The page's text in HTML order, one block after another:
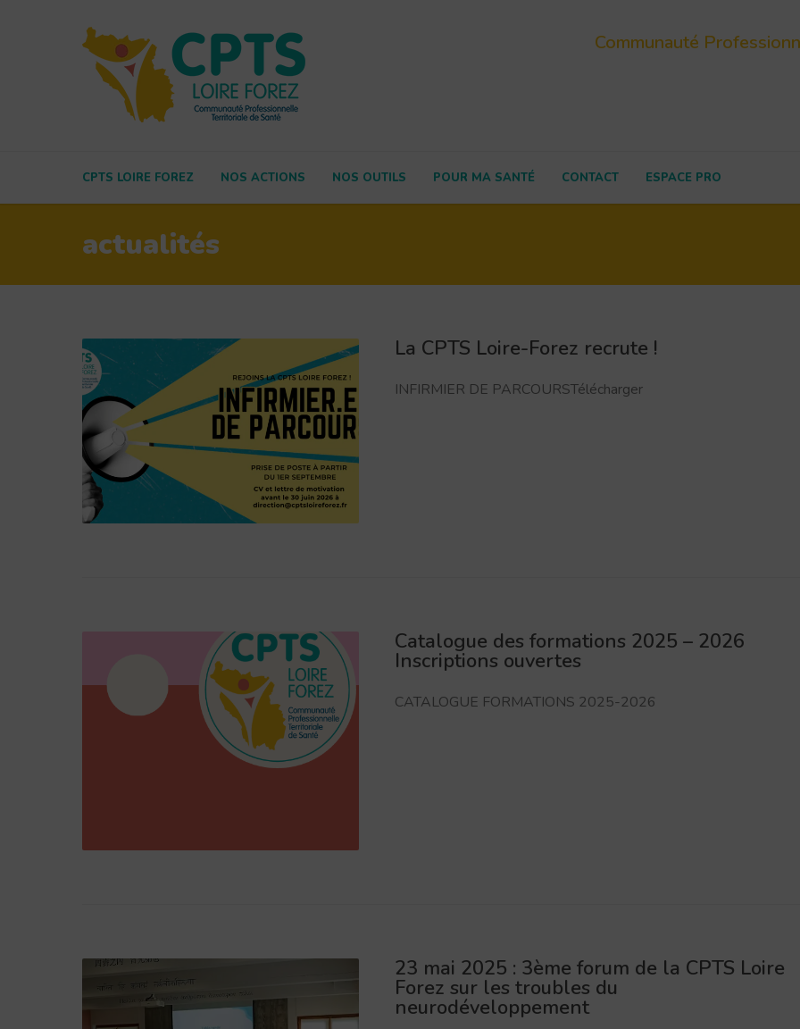
Communauté
CPTS LOIRE FOREZ NOS ACTIONS NOS OUTILS POUR MA SANTÉ CONTACT ESPACE PRO
actualités
La CPTS Loire-Forez recrute !
INFIRMIER DE PARCOURSTélécharger
Catalogue des formations 2025 – 2026
Inscriptions ouvertes
CATALOGUE FORMATIONS 2025-2026
23 mai 2025 : 3ème forum de la CPTS Loire
Forez sur les troubles du
neurodéveloppement